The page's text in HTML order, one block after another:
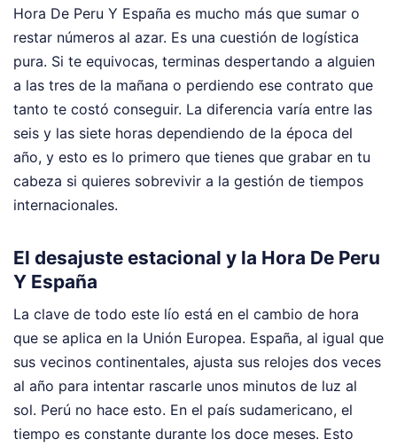
Hora De Peru Y España es mucho más que sumar o
restar números al azar. Es una cuestión de logística
pura. Si te equivocas, terminas despertando a alguien
a las tres de la mañana o perdiendo ese contrato que
tanto te costó conseguir. La diferencia varía entre las
seis y las siete horas dependiendo de la época del
año, y esto es lo primero que tienes que grabar en tu
cabeza si quieres sobrevivir a la gestión de tiempos
internacionales.
El desajuste estacional y la Hora De Peru
Y España
La clave de todo este lío está en el cambio de hora
que se aplica en la Unión Europea. España, al igual que
sus vecinos continentales, ajusta sus relojes dos veces
al año para intentar rascarle unos minutos de luz al
sol. Perú no hace esto. En el país sudamericano, el
tiempo es constante durante los doce meses. Esto